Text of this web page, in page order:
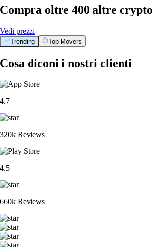
Compra oltre 400 altre crypto
Vedi prezzi
Trending Top Movers
Cosa diconi i nostri clienti
4.7
320k Reviews
4.5
660k Reviews